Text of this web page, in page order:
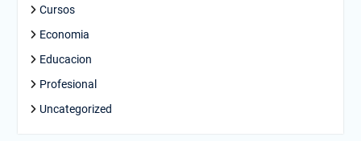
Cursos
Economia
Educacion
Profesional
Uncategorized